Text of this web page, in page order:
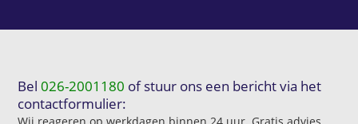
Bel026-2001180 of stuur ons een bericht via het
contactformulier: